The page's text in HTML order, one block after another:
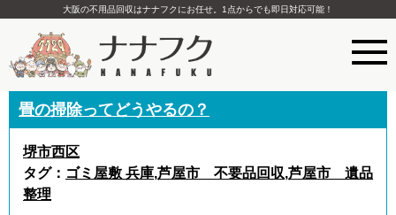
大阪の不用品回収はナナフクにお任せ。1点からでも即日対応可能！
畳の掃除ってどうやるの？
堺市西区
タグ： ゴミ屋敷 兵庫,芦屋市 不要品回収,芦屋市 遺品
整理